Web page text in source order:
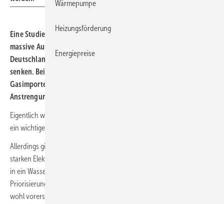
Eine Studie zeigt: Eine ambitionierte Wärmewende und der
massive Ausbau erneuerbarer Energien ermöglichen es
Deutschland, bis 2027 den Gasbedarf um rund ein Fünftel zu
senken. Bei einem akuten Versorgungsausfall russischer
Gasimporte können die nötigen Einsparungen mit erheblichen
Anstrengungen nahezu erreicht werden.
Eigentlich war es schon immer bekannt: Eine echte Wärmewende ist
ein wichtiger Schlüssel für das Gelingen der Energiewende.
Allerdings gibt es höchst unterschiedliche Sichtweisen, die von einer
starken Elektrifizierung bis zur Konzentration auf Erdgas als Übergang
in ein Wasserstoffzeitalter reichen. Letztere dürfte mit einer neuer
Priorisierung in der Energiepolitik durch den Russland-Ukraine-Krieg
wohl vorerst vom Tisch sein, momentan geht es vielmehr darum, den
Wärmepumpe
Heizungsförderung
Energiepreise